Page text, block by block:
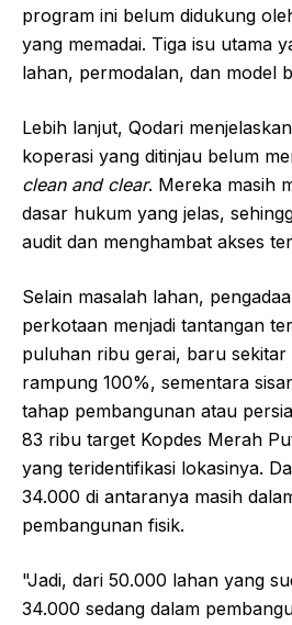
program ini belum didukung
yang memadai. Tiga isu utama
lahan, permodalan, dan model
Lebih lanjut, Qodari
koperasi yang ditinjau belum
clean and clear. Mereka masih
dasar hukum yang jelas,
audit dan menghambat akses
Selain masalah lahan,
perkotaan menjadi tantangan
puluhan ribu gerai, baru
rampung 100%, sementara
tahap pembangunan atau
83 ribu target Kopdes Merah
yang teridentifikasi lokasinya.
34.000 di antaranya masih
pembangunan fisik.
"Jadi, dari 50.000 lahan yang
34.000 sedang dalam